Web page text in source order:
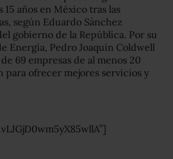
años en México tras las
según Eduardo Sánchez
gobierno de la República. Por su
Energía, Pedro Joaquín Coldwell
69 empresas de al menos 20
para ofrecer mejores servicios y